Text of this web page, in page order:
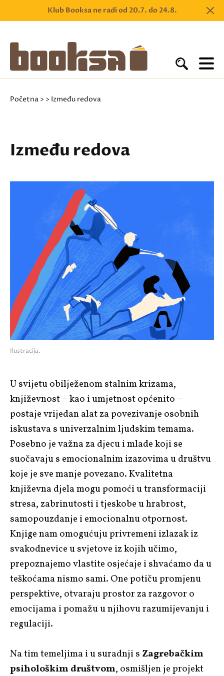
Klub Booksa ne radi od 20.7. do 24.8.
Početna > > Između redova
Između redova
Ilustracija.
U svijetu obilježenom stalnim krizama,
književnost – kao i umjetnost općenito –
postaje vrijedan alat za povezivanje osobnih
iskustava s univerzalnim ljudskim temama.
Posebno je važna za djecu i mlade koji se
suočavaju s emocionalnim izazovima u društvu
koje je sve manje povezano. Kvalitetna
književna djela mogu pomoći u transformaciji
stresa, zabrinutosti i tjeskobe u hrabrost,
samopouzdanje i emocionalnu otpornost.
Knjige nam omogućuju privremeni izlazak iz
svakodnevice u svjetove iz kojih učimo,
prepoznajemo vlastite osjećaje i shvaćamo da u
teškoćama nismo sami. One potiču promjenu
perspektive, otvaraju prostor za razgovor o
emocijama i pomažu u njihovu razumijevanju i
regulaciji.
Na tim temeljima i u suradnji s Zagrebačkim
psihološkim društvom, osmišljen je projekt